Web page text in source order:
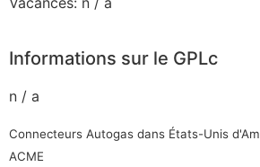
Informations sur le GPLc
n / a
Connecteurs Autogas dans États-Unis
ACME